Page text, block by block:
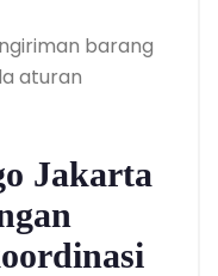
barang
aturan
Jakarta